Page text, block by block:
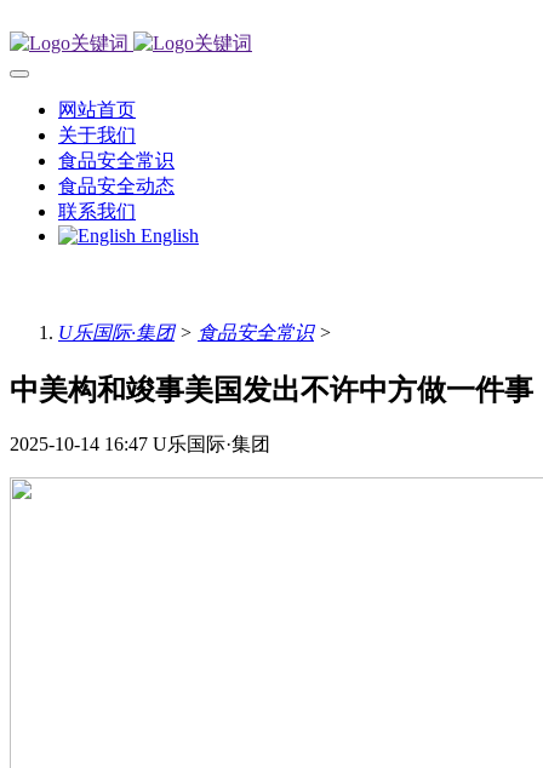
网站首页
关于我们
食品安全常识
食品安全动态
联系我们
English
U乐国际·集团> 食品安全常识>
中美构和竣事美国发出不许中方做一件事
2025-10-14 16:47 U乐国际·集团